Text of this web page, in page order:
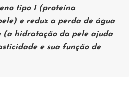
tipo 1 (proteína
e reduz a perda de água
(a hidratação da pele ajuda
e sua função de